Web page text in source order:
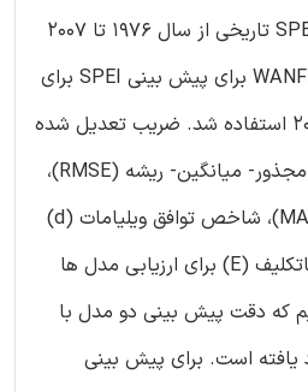
های پیشین انجام شد. SPEI تاریخی از سال 1976 تا 2007
در مدل های WANN و WANFIS برای پیش بینی SPEI برای
دوره آزمون از 2008 تا 2015 استفاده شد. ضریب تعدیل شده
تعیین (R2 adj)، خطای- مجذور- میانگین- ریشه (RMSE)،
میانگین خطای مطلق (MAE)، شاخص توافق ویلیامات (d)
و ضریب کارایی نکست-ساتکلیف (E) برای ارزیابی مدل ها
که دقت پیش بینی دو مدل با
است. برای پیش بینی